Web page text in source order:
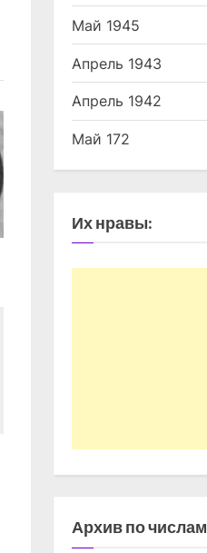
Май 1945
Апрель 1943
Апрель 1942
Май 172
Их нравы:
Архив по числам